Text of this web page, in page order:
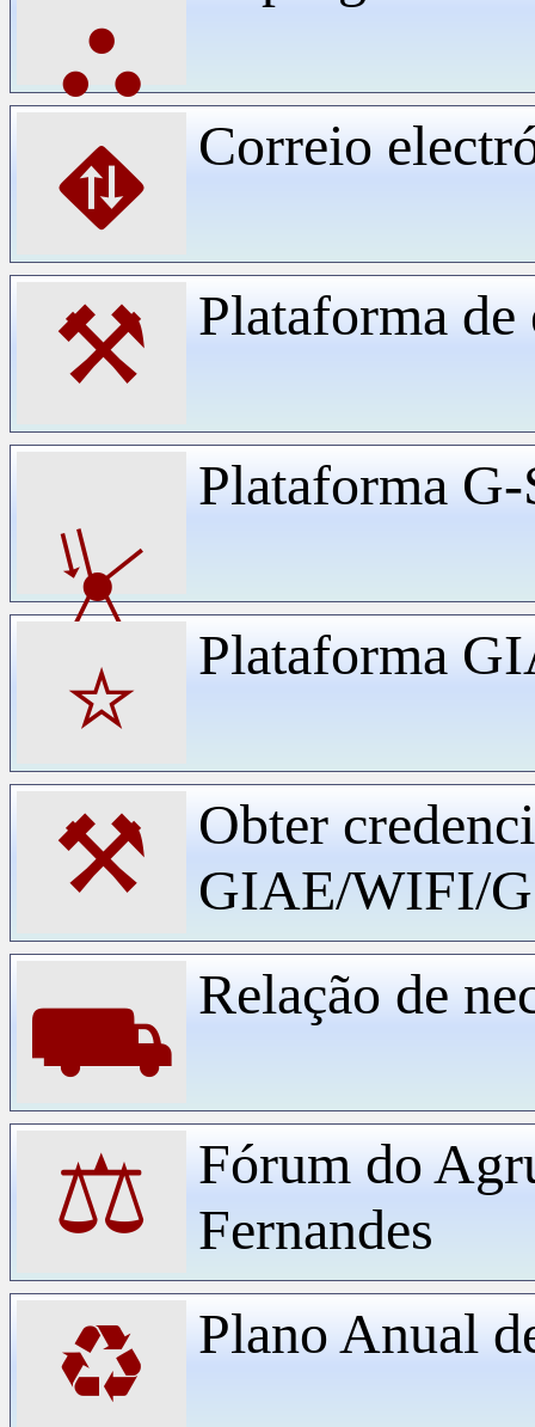
⛬
⛖ Correio
⚒ Plataforma
⏧
Plataforma
⭐ Plataforma
⚒
Obter
GIAE/WIFI/
⛟ Relação de
⚖
Fórum do
Fernandes
♻ Plano Anual